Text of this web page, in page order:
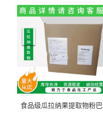
食品级瓜拉纳果提取物粉巴